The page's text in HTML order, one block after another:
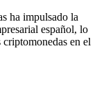
ha impulsado la
español, lo
en el